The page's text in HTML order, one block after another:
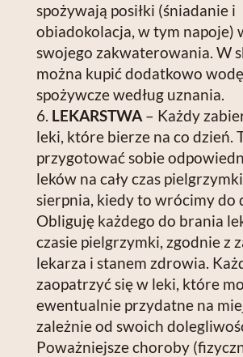
spożywają posiłki (śniadanie i
obiadokolacja, w tym napoje)
swojego zakwaterowania. W
można kupić dodatkowo
spożywcze według uznania.
LEKARSTWA– Każdy
leki, które bierze na co dzień.
przygotować sobie
leków na cały czas
sierpnia, kiedy to wrócimy do
Obliguję każdego do brania
czasie pielgrzymki, zgodnie z
lekarza i stanem zdrowia.
zaopatrzyć się w leki, które
ewentualnie przydatne na
zależnie od swoich
Poważniejsze choroby